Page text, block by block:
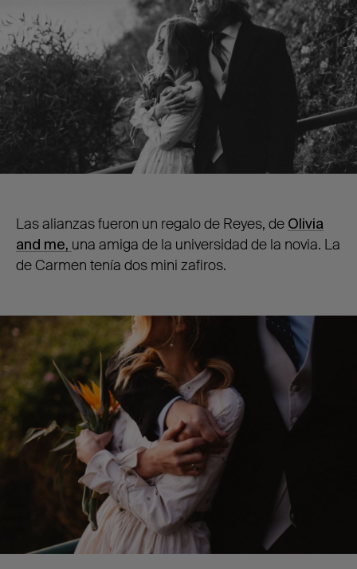
Las alianzas fueron un regalo de Reyes, de Olivia
and me, una amiga de la universidad de la novia. La
de Carmen tenía dos mini zafiros.